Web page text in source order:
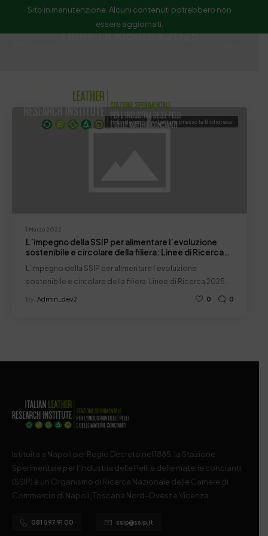
Sito in manutenzione. Alcuni contenuti potrebbero non
essere aggiornati.
Linee Di Ricerca 2025
1 Marzo 2022
In Evidenza Letture presso la Biblioteca
L’impegno della SSIP per alimentare l’evoluzione
sostenibile e circolare della filiera: Linee di Ricerca
L’impegno della SSIP per alimentare l’evoluzione
sostenibile e circolare della filiera: Linee di Ricerca 2025…
by Admin_dev2 0 0
Istituita a Napoli per Regio Decreto nel 1885, la Stazione
Sperimentale per l’Industria delle Pelli e delle materie concianti
(SSIP) è un Organismo di Ricerca Nazionale delle Camere di
Commercio di Napoli, Toscana Nord-Ovest e Vicenza.
081 597 91 00 ssip@ssip.it